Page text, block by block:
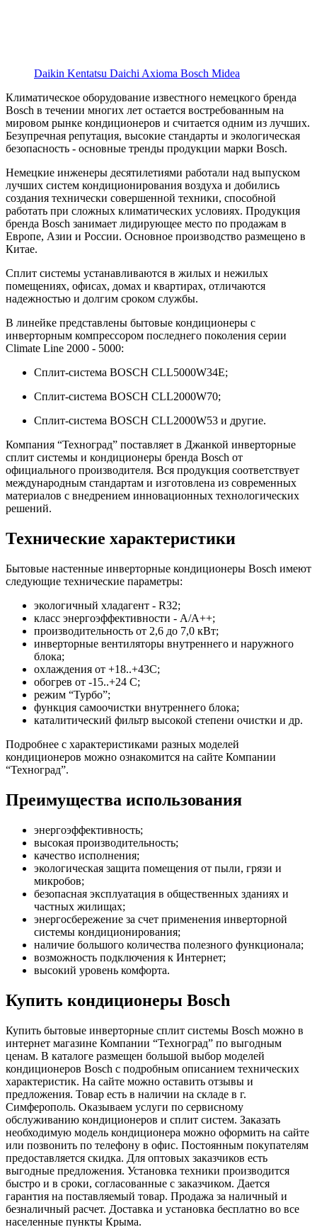
Daikin Kentatsu Daichi Axioma Bosch Midea
Климатическое оборудование известного немецкого бренда
Bosch в течении многих лет остается востребованным на
мировом рынке кондиционеров и считается одним из лучших.
Безупречная репутация, высокие стандарты и экологическая
безопасность - основные тренды продукции марки Bosch.
Немецкие инженеры десятилетиями работали над выпуском
лучших систем кондиционирования воздуха и добились
создания технически совершенной техники, способной
работать при сложных климатических условиях. Продукция
бренда Bosch занимает лидирующее место по продажам в
Европе, Азии и России. Основное производство размещено в
Китае.
Сплит системы устанавливаются в жилых и нежилых
помещениях, офисах, домах и квартирах, отличаются
надежностью и долгим сроком службы.
В линейке представлены бытовые кондиционеры с
инверторным компрессором последнего поколения серии
Climate Line 2000 - 5000:
Сплит-система BOSCH CLL5000W34E;
Сплит-система BOSCH CLL2000W70;
Сплит-система BOSCH CLL2000W53 и другие.
Компания “Техноград” поставляет в Джанкой инверторные
сплит системы и кондиционеры бренда Bosch от
официального производителя. Вся продукция соответствует
международным стандартам и изготовлена из современных
материалов с внедрением инновационных технологических
решений.
Технические характеристики
Бытовые настенные инверторные кондиционеры Bosch имеют
следующие технические параметры:
экологичный хладагент - R32;
класс энергоэффективности - А/А++;
производительность от 2,6 до 7,0 кВт;
инверторные вентиляторы внутреннего и наружного
блока;
охлаждения от +18..+43С;
обогрев от -15..+24 С;
режим “Турбо”;
функция самоочистки внутреннего блока;
каталитический фильтр высокой степени очистки и др.
Подробнее с характеристиками разных моделей
кондиционеров можно ознакомится на сайте Компании
“Техноград”.
Преимущества использования
энергоэффективность;
высокая производительность;
качество исполнения;
экологическая защита помещения от пыли, грязи и
микробов;
безопасная эксплуатация в общественных зданиях и
частных жилищах;
энергосбережение за счет применения инверторной
системы кондиционирования;
наличие большого количества полезного функционала;
возможность подключения к Интернет;
высокий уровень комфорта.
Купить кондиционеры Bosch
Купить бытовые инверторные сплит системы Bosch можно в
интернет магазине Компании “Техноград” по выгодным
ценам. В каталоге размещен большой выбор моделей
кондиционеров Bosch с подробным описанием технических
характеристик. На сайте можно оставить отзывы и
предложения. Товар есть в наличии на складе в г.
Симферополь. Оказываем услуги по сервисному
обслуживанию кондиционеров и сплит систем. Заказать
необходимую модель кондиционера можно оформить на сайте
или позвонить по телефону в офис. Постоянным покупателям
предоставляется скидка. Для оптовых заказчиков есть
выгодные предложения. Установка техники производится
быстро и в сроки, согласованные с заказчиком. Дается
гарантия на поставляемый товар. Продажа за наличный и
безналичный расчет. Доставка и установка бесплатно во все
населенные пункты Крыма.